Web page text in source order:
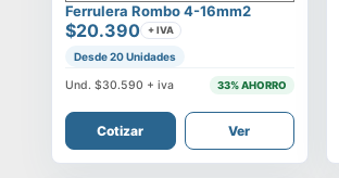
Ferrulera Rombo 4-16mm2
$20.390 + IVA
Desde 20 Unidades
Und.$30.590 + iva 33% AHORRO
Cotizar Ver